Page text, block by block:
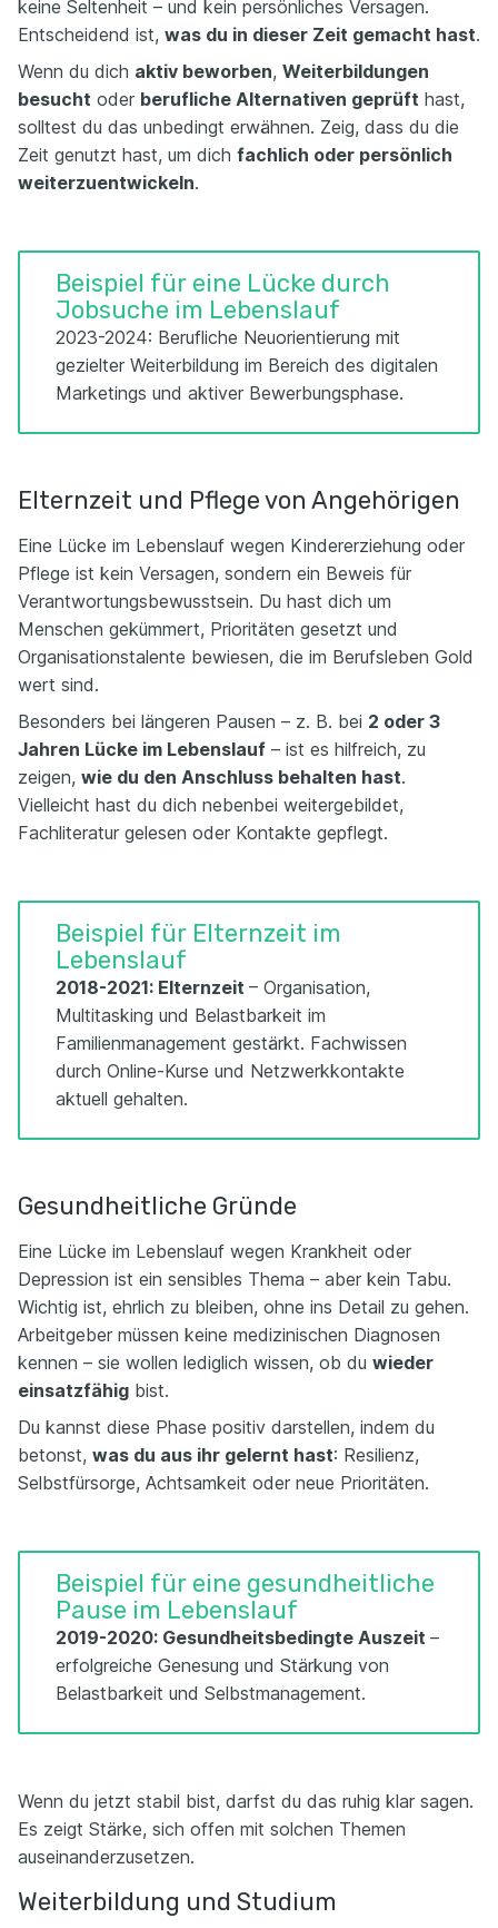
keine Seltenheit – und kein persönliches Versagen.
Entscheidend ist, was du in dieser Zeit gemacht hast.
Wenn du dich aktiv beworben, Weiterbildungen
besucht oder berufliche Alternativen geprüft hast,
solltest du das unbedingt erwähnen. Zeig, dass du die
Zeit genutzt hast, um dich fachlich oder persönlich
weiterzuentwickeln.
Beispiel für eine Lücke durch
Jobsuche im Lebenslauf
2023-2024: Berufliche Neuorientierung mit
gezielter Weiterbildung im Bereich des digitalen
Marketings und aktiver Bewerbungsphase.
Elternzeit und Pflege von Angehörigen
Eine Lücke im Lebenslauf wegen Kindererziehung oder
Pflege ist kein Versagen, sondern ein Beweis für
Verantwortungsbewusstsein. Du hast dich um
Menschen gekümmert, Prioritäten gesetzt und
Organisationstalente bewiesen, die im Berufsleben Gold
wert sind.
Besonders bei längeren Pausen – z. B. bei 2 oder 3
Jahren Lücke im Lebenslauf – ist es hilfreich, zu
zeigen, wie du den Anschluss behalten hast.
Vielleicht hast du dich nebenbei weitergebildet,
Fachliteratur gelesen oder Kontakte gepflegt.
Beispiel für Elternzeit im
Lebenslauf
2018-2021: Elternzeit – Organisation,
Multitasking und Belastbarkeit im
Familienmanagement gestärkt. Fachwissen
durch Online-Kurse und Netzwerkkontakte
aktuell gehalten.
Gesundheitliche Gründe
Eine Lücke im Lebenslauf wegen Krankheit oder
Depression ist ein sensibles Thema – aber kein Tabu.
Wichtig ist, ehrlich zu bleiben, ohne ins Detail zu gehen.
Arbeitgeber müssen keine medizinischen Diagnosen
kennen – sie wollen lediglich wissen, ob du wieder
einsatzfähig bist.
Du kannst diese Phase positiv darstellen, indem du
betonst, was du aus ihr gelernt hast: Resilienz,
Selbstfürsorge, Achtsamkeit oder neue Prioritäten.
Beispiel für eine gesundheitliche
Pause im Lebenslauf
2019-2020: Gesundheitsbedingte Auszeit –
erfolgreiche Genesung und Stärkung von
Belastbarkeit und Selbstmanagement.
Wenn du jetzt stabil bist, darfst du das ruhig klar sagen.
Es zeigt Stärke, sich offen mit solchen Themen
auseinanderzusetzen.
Weiterbildung und Studium